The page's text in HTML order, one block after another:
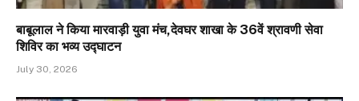
बाबूलाल ने किया मारवाड़ी युवा मंच,देवघर शाखा के 36वें श्रावणी सेवा
शिविर का भव्य उद्घाटन
July 30, 2026